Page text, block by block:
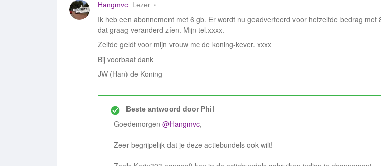
Hangmvc Lezer
Ik heb een abonnement met 6 gb. Er wordt nu geadverteerd voor hetzelfde bedrag met
dat graag veranderd zíen. Mijn tel.xxxx.
Zelfde geldt voor mijn vrouw mc de koning-kever. xxxx
Bij voorbaat dank
JW (Han) de Koning
Beste antwoord doorPhil
Goedemorgen @Hangmvc,
Zeer begrijpelijk dat je deze actiebundels ook wilt!